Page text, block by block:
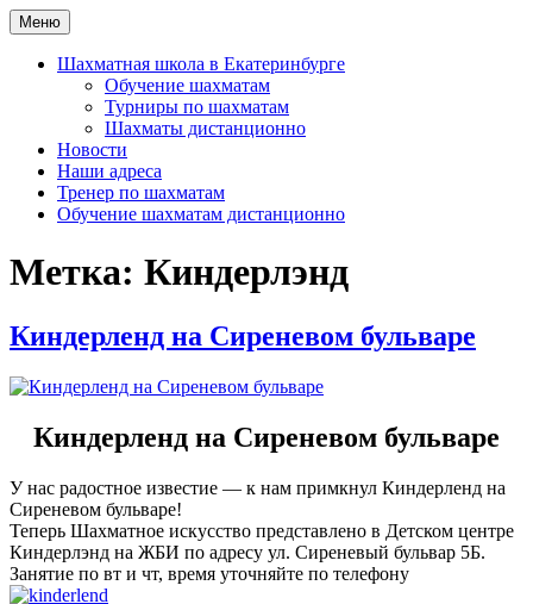
Перейти
к
содержимому
Шахматная школа Шахматное искусство
Шахматная школа в Москве, Санкт-Петербурге, Сочи и
Екатеринбурге
Меню
Шахматная школа в Екатеринбурге
Обучение шахматам
Турниры по шахматам
Шахматы дистанционно
Новости
Наши адреса
Тренер по шахматам
Обучение шахматам дистанционно
Метка: Киндерлэнд
Киндерленд на Сиреневом бульваре
Киндерленд на Сиреневом бульваре
У нас радостное известие — к нам примкнул Киндерленд на
Сиреневом бульваре!
Теперь Шахматное искусство представлено в Детском центре
Киндерлэнд на ЖБИ по адресу ул. Сиреневый бульвар 5Б.
Занятие по вт и чт, время уточняйте по телефону